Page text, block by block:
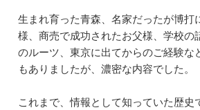
生まれ育った青森、名家だったが博打
様、商売で成功されたお父様、学校の
のルーツ、東京に出てからのご経験な
もありましたが、濃密な内容でした。
これまで、情報として知っていた歴史